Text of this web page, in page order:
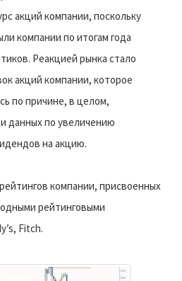
акций компании, поскольку
компании по итогам года
Реакцией рынка стало
акций компании, которое
по причине, в целом,
данных по увеличению
на акцию.
компании, присвоенных
рейтинговыми
Fitch.